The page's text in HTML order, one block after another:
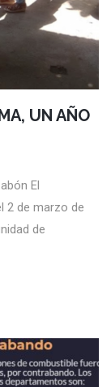
UN AÑO
El
2 de marzo de
de